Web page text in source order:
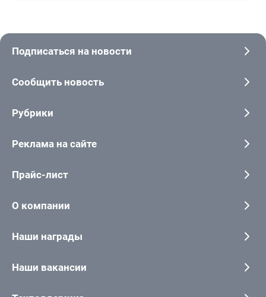
Подписаться на новости
Сообщить новость
Рубрики
Реклама на сайте
Прайс-лист
О компании
Наши награды
Наши вакансии